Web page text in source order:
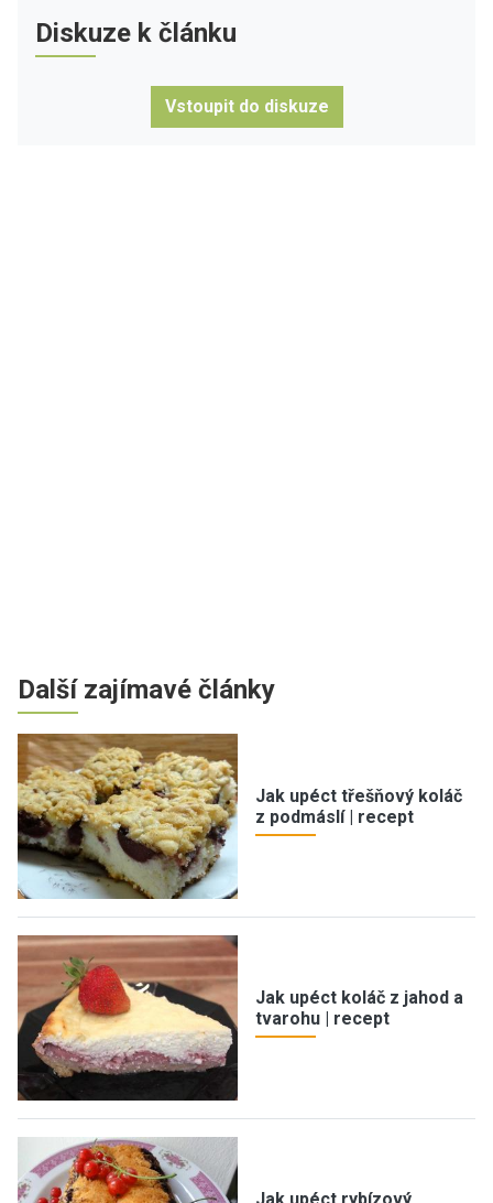
Diskuze k článku
Vstoupit do diskuze
Další zajímavé články
Jak upéct třešňový koláč
z podmáslí | recept
Jak upéct koláč z jahod a
tvarohu | recept
Jak upéct rybízový